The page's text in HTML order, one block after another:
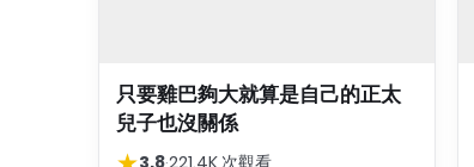
只要雞巴夠大就算是自己的正太
兒子也沒關係
3.8·221.4K 次觀看